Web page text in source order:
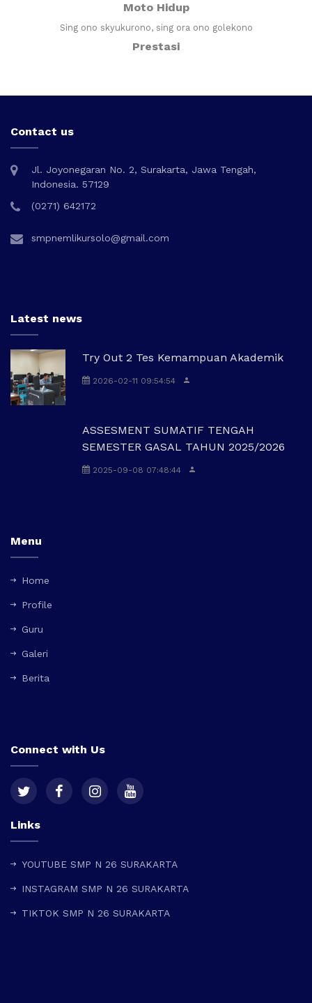
Moto Hidup
Sing ono skyukurono, sing ora ono golekono
Prestasi
Contact us
Jl. Joyonegaran No. 2, Surakarta, Jawa Tengah,
Indonesia. 57129
(0271) 642172
smpnemlikursolo@gmail.com
Latest news
Try Out 2 Tes Kemampuan Akademik
2026-02-11 09:54:54
ASSESMENT SUMATIF TENGAH
SEMESTER GASAL TAHUN 2025/2026
2025-09-08 07:48:44
Menu
Home
Profile
Guru
Galeri
Berita
Connect with Us
Links
YOUTUBE SMP N 26 SURAKARTA
INSTAGRAM SMP N 26 SURAKARTA
TIKTOK SMP N 26 SURAKARTA